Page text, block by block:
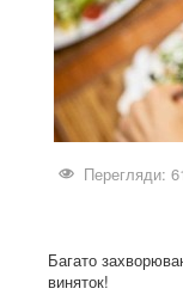
Перегляди:
Багато
виняток!